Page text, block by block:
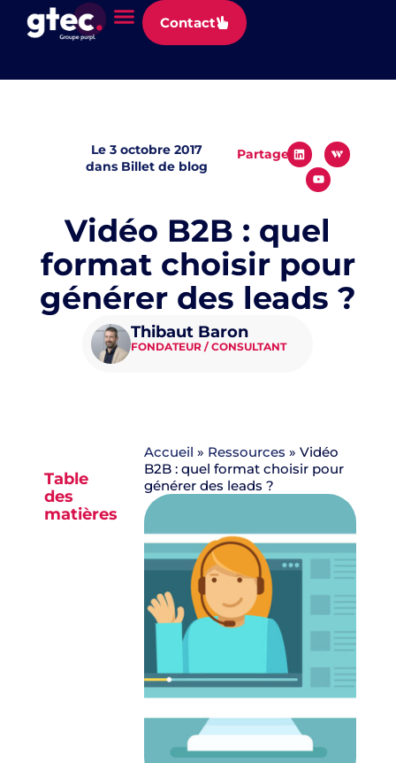
Panneau de gestion des cookies
Contact
Le3 octobre 2017
dans Billet de blog
Partager
Vidéo B2B : quel
format choisir pour
générer des leads ?
Thibaut Baron
FONDATEUR / CONSULTANT
Table
des
matières
Accueil » Ressources »Vidéo
B2B : quel format choisir pour
générer des leads ?